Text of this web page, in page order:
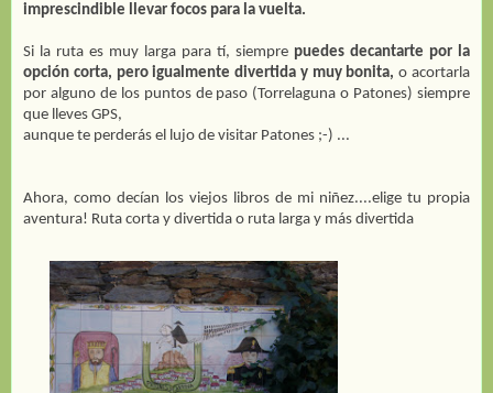
imprescindible llevar focos para la vuelta.
Si la ruta es muy larga para tí, siempre puedes decantarte por la
opción corta, pero igualmente divertida y muy bonita,o acortarla
por alguno de los puntos de paso (Torrelaguna o Patones) siempre
que lleves GPS,
aunque te perderás el lujo de visitar Patones ;-) ...
Ahora, como decían los viejos libros de mi niñez....elige tu propia
aventura! Ruta corta y divertida o ruta larga y más divertida